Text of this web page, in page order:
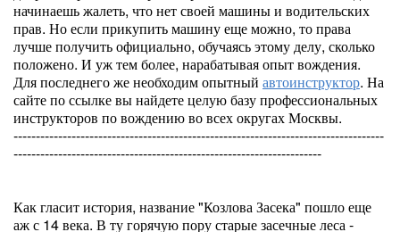
начинаешь жалеть, что нет своей машины и водительских
прав. Но если прикупить машину еще можно, то права
лучше получить официально, обучаясь этому делу, сколько
положено. И уж тем более, нарабатывая опыт вождения.
Для последнего же необходим опытный автоинструктор. На
сайте по ссылке вы найдете целую базу профессиональных
инструкторов по вождению во всех округах Москвы.
-----------------------------------------------------------------------------------
---------------------------------------------------------------------
Как гласит история, название "Козлова Засека" пошло еще
аж с 14 века. В ту горячую пору старые засечные леса -